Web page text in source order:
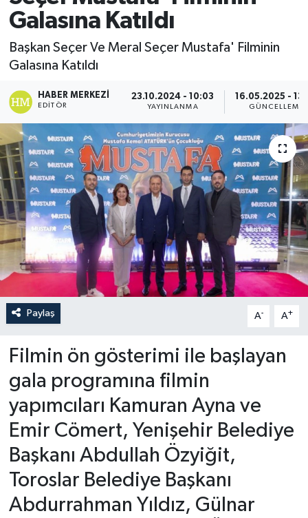
Galasına Katıldı
Başkan Seçer Ve Meral Seçer Mustafa' Filminin
Galasına Katıldı
HABER MERKEZI
EDITÖR
23.10.2024 - 10:03
YAYINLANMA
16.05.2025 -
GÜNCELLEME
Paylaş A- A+
Filmin ön gösterimi ile başlayan
gala programına filmin
yapımcıları Kamuran Ayna ve
Emir Cömert, Yenişehir Belediye
Başkanı Abdullah Özyiğit,
Toroslar Belediye Başkanı
Abdurrahman Yıldız, Gülnar